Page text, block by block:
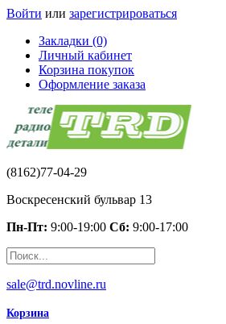
Войти или зарегистрироваться
Закладки (0)
Личный кабинет
Корзина покупок
Оформление заказа
(8162)77-04-29
Воскресенский бульвар 13
Пн-Пт: 9:00-19:00 Сб: 9:00-17:00
sale@trd.novline.ru
Корзина